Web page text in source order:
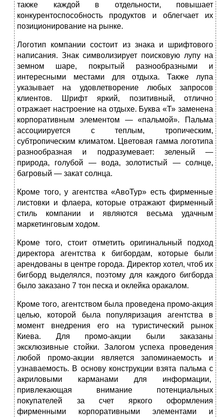
также каждой в отдельности, повышает
конкурентоспособность продуктов и облегчает их
позиционирование на рынке.
Логотип компании состоит из знака и шрифтового
написания. Знак символизирует поисковую лупу на
земном шаре, покрытый разнообразными и
интересными местами для отдыха. Также лупа
указывает на удовлетворение любых запросов
клиентов. Шрифт яркий, позитивный, отлично
отражает настроение на отдыхе. Буква «Т» заменена
корпоративным элементом — «пальмой». Пальма
ассоциируется с теплым, тропическим,
субтропическим климатом. Цветовая гамма логотипа
разнообразная и подразумевает: зеленый —
природа, голубой — вода, золотистый — солнце,
багровый — закат солнца.
Кроме того, у агентства «АвоТур» есть фирменные
листовки и флаера, которые отражают фирменный
стиль компании и являются весьма удачным
маркетинговым ходом.
Кроме того, стоит отметить оригинальный подход
директора агентства к бигбордам, которые были
арендованы в центре города. Директор хотел, чтоб их
бигборд выделялся, поэтому для каждого бигборда
было заказано 7 тон песка и оклейка оракалом.
Кроме того, агентством была проведена промо-акция
целью, которой была популяризация агентства в
момент внедрения его на туристический рынок
Киева. Для промо-акции были заказаны
эксклюзивные стойки. Залогом успеха проведения
любой промо-акции является запоминаемость и
узнаваемость. В основу конструкции взята пальма с
акриловыми карманами для информации,
привлекающая внимание потенциальных
покупателей за счет яркого оформления
фирменными корпоративными элементами и